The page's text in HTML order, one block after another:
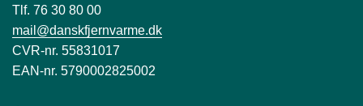
Tlf. 76 30 80 00
mail@danskfjernvarme.dk
CVR-nr. 55831017
EAN-nr. 5790002825002